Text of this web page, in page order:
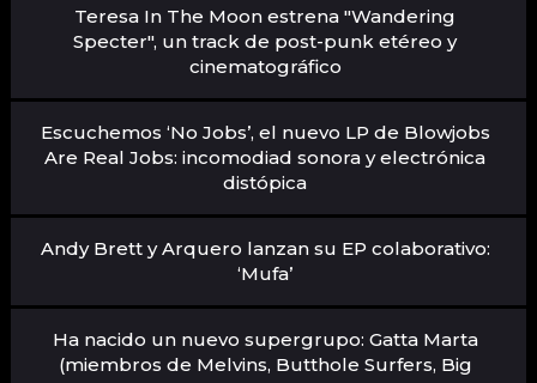
Teresa In The Moon estrena "Wandering
Specter", un track de post-punk etéreo y
cinematográfico
Escuchemos ‘No Jobs’, el nuevo LP de Blowjobs
Are Real Jobs: incomodiad sonora y electrónica
distópica
Andy Brett y Arquero lanzan su EP colaborativo:
‘Mufa’
Ha nacido un nuevo supergrupo: Gatta Marta
(miembros de Melvins, Butthole Surfers, Big